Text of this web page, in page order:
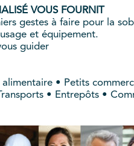
VOUS FOURNIT
gestes à faire pour la
et équipement.
guider
• Petits
• Entrepôts •